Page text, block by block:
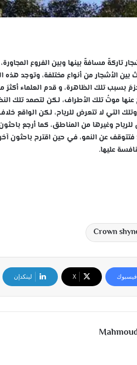
تاركةً مسافةً بينها وبين الفروع
بين الأشجار من أنواع مختلفة، وتوجد
بسبب تلك الظاهرة، و قدم العلماء
عنها موتُ تلك الأطراف، لكن لتصمد تلك
التي لا تتعرض للرياح، لكن الواقع
وغيرها من المناطق، كما أرجع
عن النمو، في حين اقترح باحثون
عليها.
فيسبوك ‫X لينكدإن